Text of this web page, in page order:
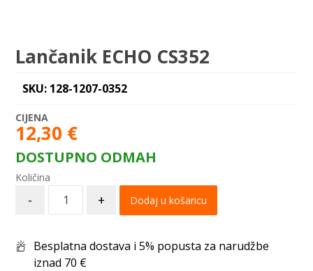
Lančanik ECHO CS352
SKU: 128-1207-0352
12,30 €
DOSTUPNO ODMAH
- + Dodaj u košaricu
Besplatna dostava i 5% popusta za narudžbe
iznad 70 €